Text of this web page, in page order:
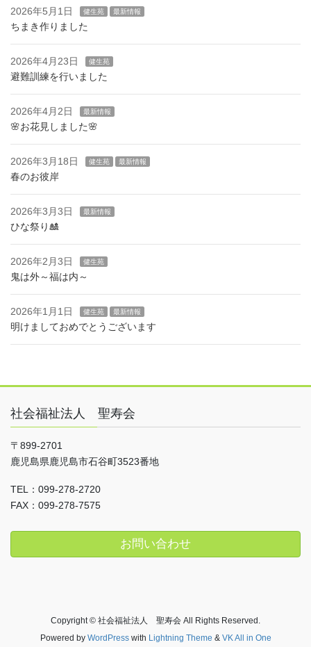
2026年5月1日 健生苑 最新情報
ちまき作りました
2026年4月23日 健生苑
避難訓練を行いました
2026年4月2日 最新情報
🌸お花見しました🌸
2026年3月18日 健生苑 最新情報
春のお彼岸
2026年3月3日 最新情報
ひな祭り🎎
2026年2月3日 健生苑
鬼は外～福は内～
2026年1月1日 健生苑 最新情報
明けましておめでとうございます
社会福祉法人 聖寿会
〒899-2701
鹿児島県鹿児島市石谷町3523番地
TEL：099-278-2720
FAX：099-278-7575
お問い合わせ
Copyright © 社会福祉法人 聖寿会 All Rights Reserved.
Powered by WordPresswith Lightning Theme & VK All in One